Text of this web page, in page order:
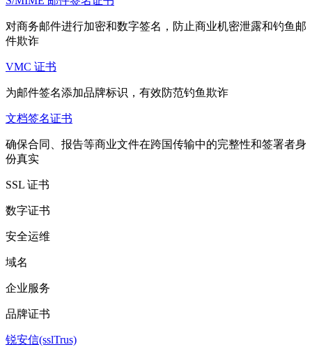
对商务邮件进行加密和数字签名，防止商业机密泄露和钓鱼邮
件欺诈
VMC 证书
为邮件签名添加品牌标识，有效防范钓鱼欺诈
文档签名证书
确保合同、报告等商业文件在跨国传输中的完整性和签署者身
份真实
SSL 证书
数字证书
安全运维
域名
企业服务
品牌证书
锐安信(sslTrus)